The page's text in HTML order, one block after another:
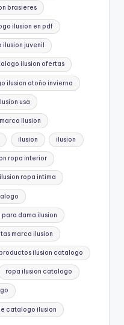
brasieres
ilusion en pdf
juvenil
ilusion ofertas
ilusion otoño invierno
usa
ilusion
ilusion ilusion
ropa interior
ilusion ropa intima
dama ilusion
marca ilusion
productos ilusion catalogo
ropa ilusion catalogo
catalogo ilusion